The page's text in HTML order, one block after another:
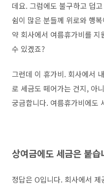
데요. 그럼에도 불구하고 덥
쉼이 많은 분들께 위로와 행
약 회사에서 여름휴가비를
수 있겠죠?
그런데 이 휴가비. 회사에서
로 세금도 떼어가는 건지, 아
궁금합니다. 여름휴가비에도
상여금에도 세금은 붙습
정답은 O입니다. 회사에서